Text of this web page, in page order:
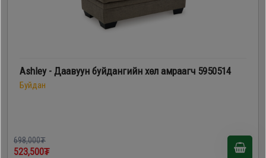
Ashley - Даавуун буйдангийн хөл амраагч 5950514
Буйдан
698,000₮
523,500₮